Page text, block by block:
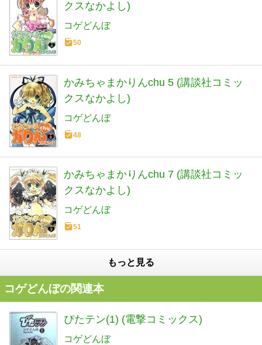
クスなかよし)
コゲどんぼ
50
かみちゃまかりんchu 5 (講談社コミッ
クスなかよし)
コゲどんぼ
48
かみちゃまかりんchu 7 (講談社コミッ
クスなかよし)
コゲどんぼ
51
もっと見る
コゲどんぼの関連本
ぴたテン(1) (電撃コミックス)
コゲどんぼ